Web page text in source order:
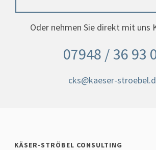
Oder nehmen Sie direkt mit uns
07948 / 36 93
cks@kaeser-
KÄSER-STRÖBEL CONSULTING